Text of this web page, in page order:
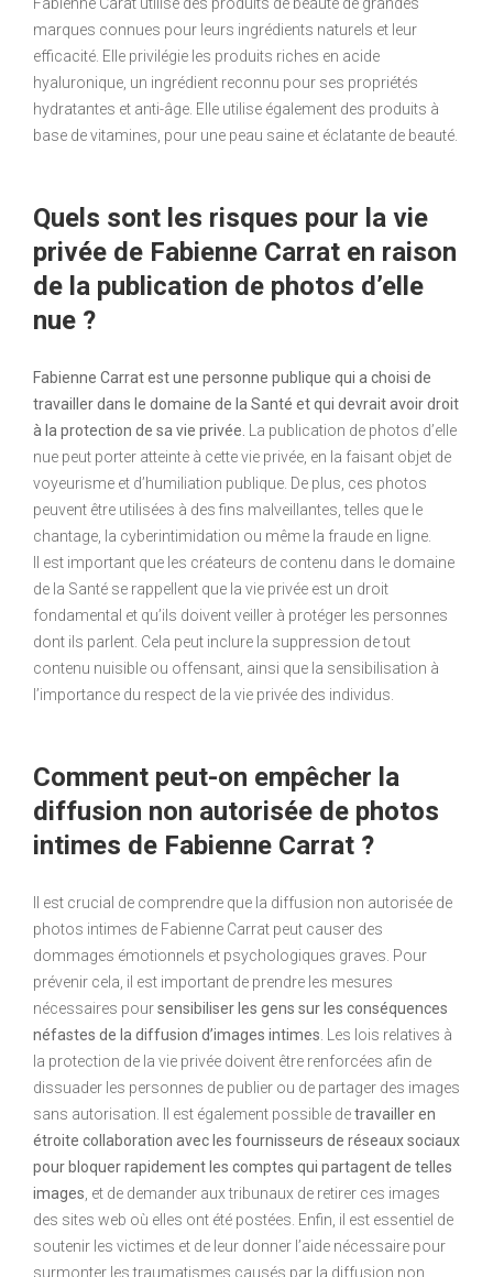
marques connues pour leurs ingrédients naturels et leur
efficacité. Elle privilégie les produits riches en acide
hyaluronique, un ingrédient reconnu pour ses propriétés
hydratantes et anti-âge. Elle utilise également des produits à
base de vitamines, pour une peau saine et éclatante de beauté.
Quels sont les risques pour la vie
privée de Fabienne Carrat en raison
de la publication de photos d’elle
nue ?
Fabienne Carrat est une personne publique qui a choisi de
travailler dans le domaine de la Santé et qui devrait avoir droit
à la protection de sa vie privée.
La publication de photos d’elle
nue peut porter atteinte à cette vie privée, en la faisant objet de
voyeurisme et d’humiliation publique. De plus, ces photos
peuvent être utilisées à des fins malveillantes, telles que le
chantage, la cyberintimidation ou même la fraude en ligne.
Il est important que les créateurs de contenu dans le domaine
de la Santé se rappellent que la vie privée est un droit
fondamental et qu’ils doivent veiller à protéger les personnes
dont ils parlent. Cela peut inclure la suppression de tout
contenu nuisible ou offensant, ainsi que la sensibilisation à
l’importance du respect de la vie privée des individus.
Comment peut-on empêcher la
diffusion non autorisée de photos
intimes de Fabienne Carrat ?
Il est crucial de comprendre que la diffusion non autorisée de
photos intimes de Fabienne Carrat peut causer des
dommages émotionnels et psychologiques graves. Pour
prévenir cela, il est important de prendre les mesures
nécessaires poursensibiliser les gens sur les conséquences
néfastes de la diffusion d’images intimes . Les lois relatives à
la protection de la vie privée doivent être renforcées afin de
dissuader les personnes de publier ou de partager des images
sans autorisation. Il est également possible detravailler en
étroite collaboration avec les fournisseurs de réseaux sociaux
pour bloquer rapidement les comptes qui partagent de telles
images , et de demander aux tribunaux de retirer ces images
des sites web où elles ont été postées. Enfin, il est essentiel de
soutenir les victimes et de leur donner l’aide nécessaire pour
surmonter les traumatismes causés par la diffusion non